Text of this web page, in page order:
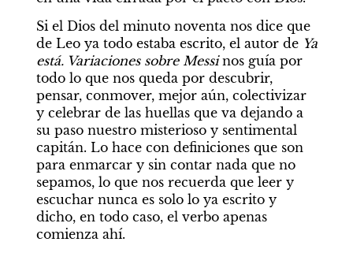
Si el Dios del minuto noventa nos dice que
de Leo ya todo estaba escrito, el autor de Ya
está. Variaciones sobre Messi nos guía por
todo lo que nos queda por descubrir,
pensar, conmover, mejor aún, colectivizar
y celebrar de las huellas que va dejando a
su paso nuestro misterioso y sentimental
capitán. Lo hace con definiciones que son
para enmarcar y sin contar nada que no
sepamos, lo que nos recuerda que leer y
escuchar nunca es solo lo ya escrito y
dicho, en todo caso, el verbo apenas
comienza ahí.